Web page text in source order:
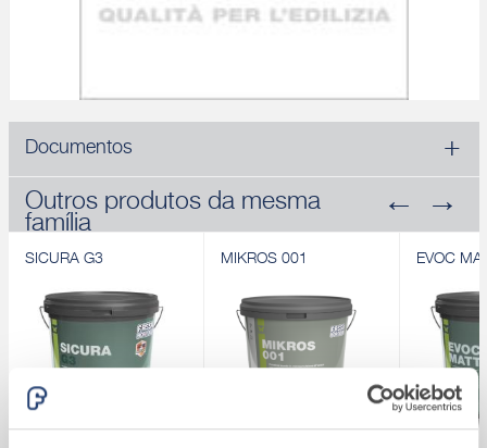
Documentos
Outros produtos da mesma
família
SICURA G3 MIKROS 001 EVOC